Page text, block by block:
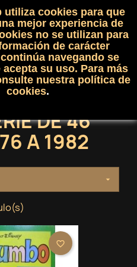
shopping_cart(0)

DE 46
A 1982

favorite_border
utiliza cookies para que
mejor experiencia de
no se utilizan para
de carácter
navegando se
su uso. Para más
nuestra política de
cookies.